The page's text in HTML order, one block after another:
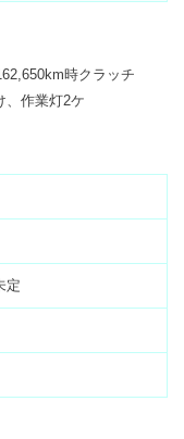
時クラッチ
、作業灯2ケ
定